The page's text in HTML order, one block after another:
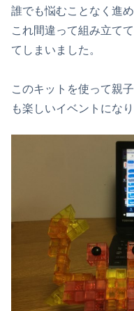
誰でも悩むことなく進
これ間違って組み立て
てしまいました。
このキットを使って親
も楽しいイベントにな